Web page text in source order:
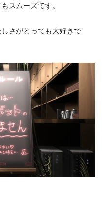
スムーズです。
さがとっても大好きで